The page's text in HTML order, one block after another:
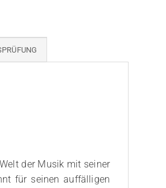
der Musik mit seiner
für seinen auffälligen